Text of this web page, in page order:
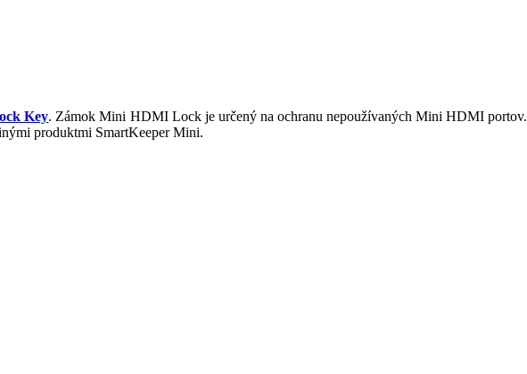
Key. Zámok Mini HDMI Lock je určený na ochranu nepoužívaných Mini HDMI portov.
produktmi SmartKeeper Mini.